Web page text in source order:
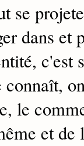
se
dans et
c'est
connaît,
le
et